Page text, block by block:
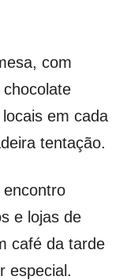
com
em cada
tentação.
e lojas de
café da tarde
especial.